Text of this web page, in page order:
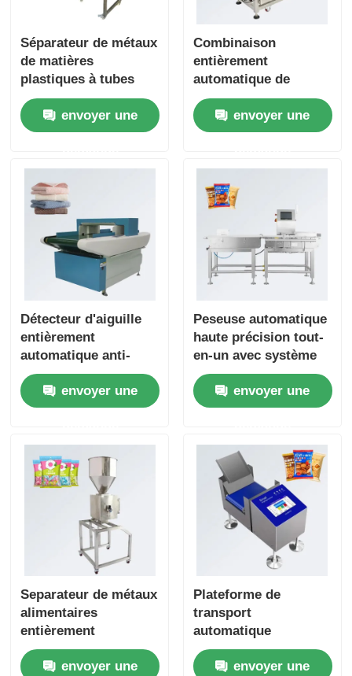
Séparateur de métaux
de matières
plastiques à tubes
multifonctionnels
pour la séparation
des granulés de
métaux alimentaires
envoyer une
Combinaison
entièrement
automatique de
peseuse-trieuse et
détecteur de métaux
pour aliments, pour
biscuits et gâteaux
envoyer une
Détecteur d'aiguille
entièrement
automatique anti-
interférences pour
vêtements en cuir,
textiles et jouets
envoyer une
Peseuse automatique
haute précision tout-
en-un avec système
de rejet - Contrôle
pondéral industriel à
bande pour aliments
envoyer une
Separateur de métaux
alimentaires
entièrement
automatique
Separateur de
envoyer une
Plateforme de
transport
automatique
professionnelle à
bande de transport de
envoyer une